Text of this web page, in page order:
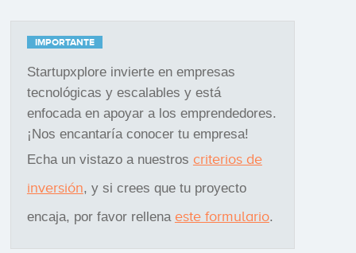
IMPORTANTE
Startupxplore invierte en empresas
tecnológicas y escalables y está
enfocada en apoyar a los emprendedores.
¡Nos encantaría conocer tu empresa!
Echa un vistazo a nuestros criterios de
inversión, y si crees que tu proyecto
encaja, por favor rellena este formulario.